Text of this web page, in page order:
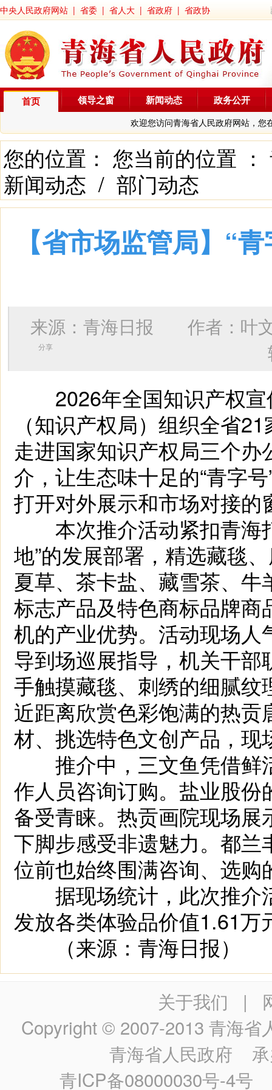
中央人民政府网站 | 省委 | 省人大 | 省政府 | 省政协
首页
欢迎您访问青海省人民政府网站，您
领导之窗 新闻动态 政务公开
您的位置： 您当前的位置 ：
新闻动态 / 部门动态
【省市场监管局】“
来源：青海日报 作者： 叶
分享
2026年全国知识产权宣
（知识产权局）组织全省
走进国家知识产权局三个办
介，让生态味十足的“青字
打开对外展示和市场对接的
本次推介活动紧扣青海
地”的发展部署，精选藏毯
夏草、茶卡盐、藏雪茶、
标志产品及特色商标品牌
机的产业优势。活动现场
导到场巡展指导，机关干
手触摸藏毯、刺绣的细腻
近距离欣赏色彩饱满的热
材、挑选特色文创产品，现
推介中，三文鱼凭借鲜
作人员咨询订购。盐业股
备受青睐。热贡画院现场
下脚步感受非遗魅力。都
位前也始终围满咨询、选
据现场统计，此次推介
发放各类体验品价值1.61万
（来源：青海日报）
关于我们 |
Copyright © 2007-2013 青海省
青海省人民政府 承
青ICP备08000030号-4号